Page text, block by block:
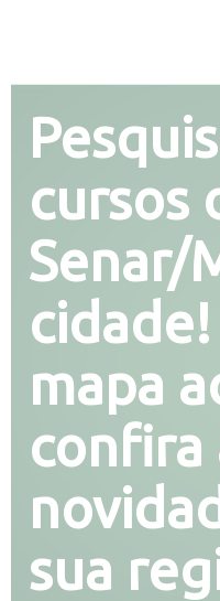
cursos
Senar/
mapa
confira
sua